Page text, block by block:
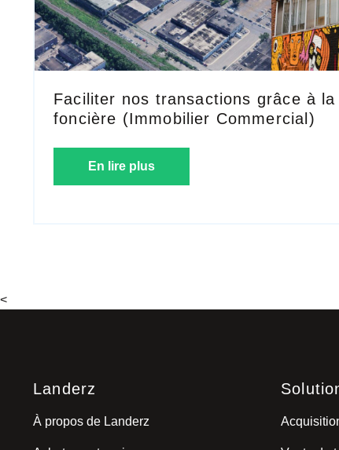
Faciliter nos transactions grâce à
foncière (Immobilier Commercial)
En lire plus
<
Landerz
À propos de Landerz